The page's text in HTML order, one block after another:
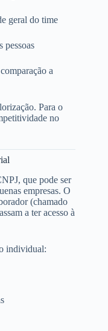
geral do time
pessoas
a
Para o
no
que pode ser
empresas. O
(chamado
a ter acesso à
individual: